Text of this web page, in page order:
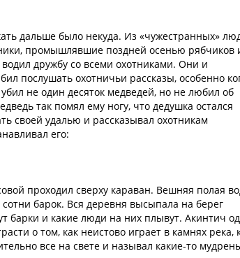
дальше было некуда. Из «чужестранных»
промышлявшие поздней осенью рябчиков
дружбу со всеми охотниками. Они и
послушать охотничьи рассказы, особенно
не один десяток медведей, но не любил об
так помял ему ногу, что дедушка остался
своей удалью и рассказывал охотникам
его:
проходил сверху караван. Вешняя полая
барок. Вся деревня высыпала на берег
барки и какие люди на них плывут. Акинтич
о том, как неистово играет в камнях река,
все на свете и называл какие-то